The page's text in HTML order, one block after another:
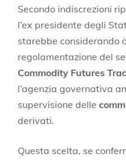
Secondo indiscrezioni
l’ex presidente degli
starebbe considerando
regolamentazione del
Commodity Futures
l’agenzia governativa
supervisione delle
derivati.
Questa scelta, se